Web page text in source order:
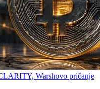
Warshovo pričanje